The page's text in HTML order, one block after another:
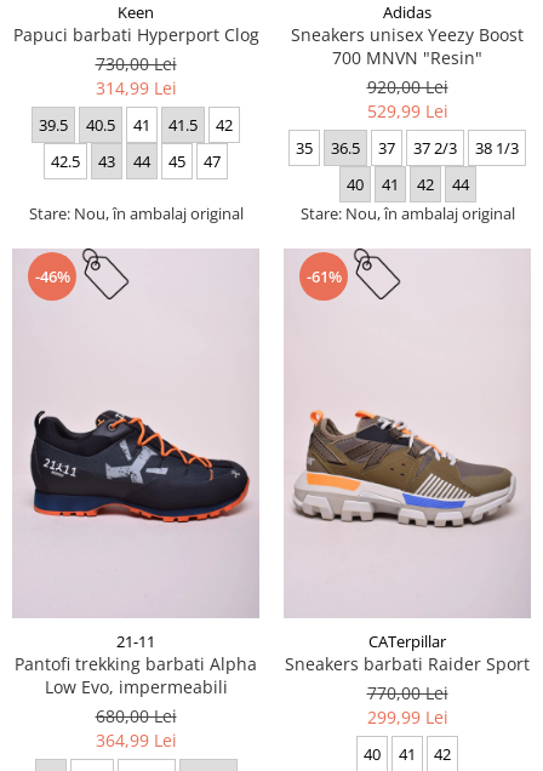
Keen
Papuci barbati Hyperport Clog
730,00 Lei
314,99 Lei
39.5 40.5 41 41.5
42
42.5
43 44 45 47
Stare: Nou, în ambalaj original
Adidas
Sneakers unisex Yeezy Boost
700 MNVN "Resin"
920,00 Lei
529,99 Lei
35 36.5 37 37 2/3
38 1/3
40
41 42
44
Stare: Nou, în ambalaj original
-46%
21-11
Pantofi trekking barbati Alpha
Low Evo, impermeabili
680,00 Lei
364,99 Lei
-61%
CATerpillar
Sneakers barbati Raider Sport
770,00 Lei
299,99 Lei
40 41 42